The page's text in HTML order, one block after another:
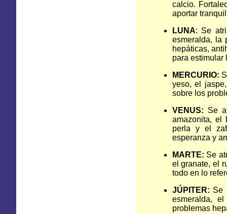
calcio.
aportar
LUNA: Se
esmeralda, la
hepáticas,
para estimular
MERCURIO:
yeso, el
sobre los
VENUS: Se
amazonita, el
perla y el
esperanza y
MARTE: Se
el granate, el
todo en lo
JÚPITER: Se
esmeralda,
problemas